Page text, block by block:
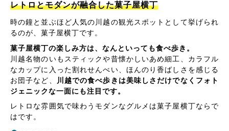
レトロとモダンが融合した菓子屋横丁
時の鐘と並ぶほど人気の川越の観光スポットとして挙げられ
るのが、菓子屋横丁です。
菓子屋横丁の楽しみ方は、なんといっても食べ歩き。
川越名物のいもスティックや昔懐かしいあめ細工、カラフル
なカップに入った割れせんべい、ほんのり香ばしさを感じる
お団子など、
川越での食べ歩きは美味しさだけでなくフォト
ジェニックな一面にも注目です。
レトロな雰囲気で味わうモダンなグルメは菓子屋横丁ならで
はです。